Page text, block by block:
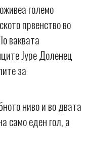
големо
првенство во
ваквата
Јуре Доленец
за
ниво и во двата
само еден гол, а